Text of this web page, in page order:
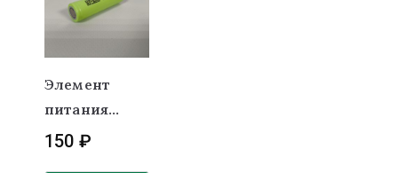
Элемент
питания
18650 Li-NMC
150 ₽